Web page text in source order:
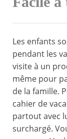
Les enfants
pendant les
visite à un
même pour
de la famille.
cahier de
partout avec
surchargé.